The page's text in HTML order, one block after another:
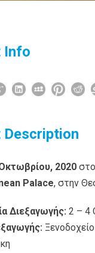
Info
Description
2020
Palace, στην
Διεξαγωγής: 2 – 4